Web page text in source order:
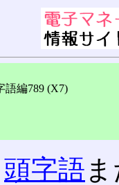
語編789 (X7)
頭字語